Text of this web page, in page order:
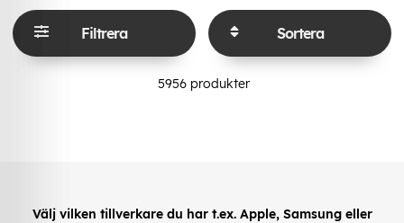
Filtrera Sortera
5956 produkter
Välj vilken tillverkare du har t.ex. Apple, Samsung eller